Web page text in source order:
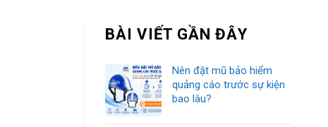
BÀI VIẾT GẦN ĐÂY
Nên đặt mũ bảo hiểm
quảng cáo trước sự kiện
bao lâu?